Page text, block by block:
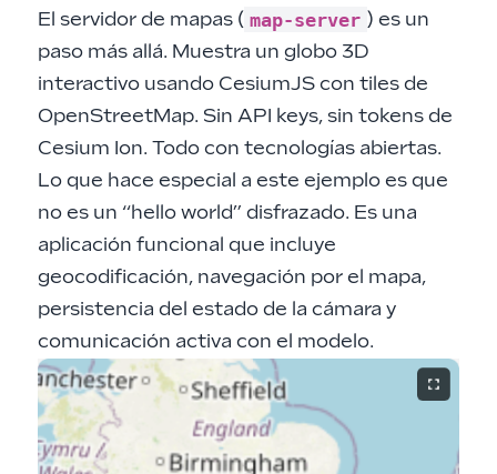
El servidor de mapas ( map-server ) es un
paso más allá. Muestra un globo 3D
interactivo usando CesiumJS con tiles de
OpenStreetMap. Sin API keys, sin tokens de
Cesium Ion. Todo con tecnologías abiertas.
Lo que hace especial a este ejemplo es que
no es un “hello world” disfrazado. Es una
aplicación funcional que incluye
geocodificación, navegación por el mapa,
persistencia del estado de la cámara y
comunicación activa con el modelo.